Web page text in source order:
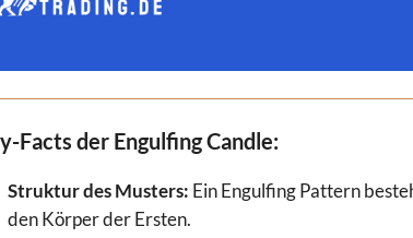
Facts der Engulfing Candle:
Struktur des Musters: Ein Engulfing Pattern
den Körper der Ersten.